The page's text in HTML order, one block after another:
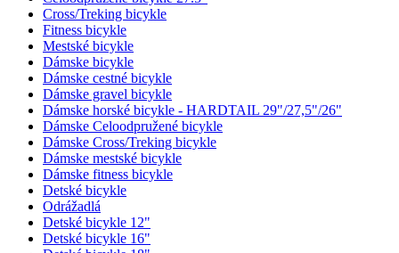
Cross/Treking bicykle
Fitness bicykle
Mestské bicykle
Dámske bicykle
Dámske cestné bicykle
Dámske gravel bicykle
Dámske horské bicykle - HARDTAIL 29"/27,5"/26"
Dámske Celoodpružené bicykle
Dámske Cross/Treking bicykle
Dámske mestské bicykle
Dámske fitness bicykle
Detské bicykle
Odrážadlá
Detské bicykle 12"
Detské bicykle 16"